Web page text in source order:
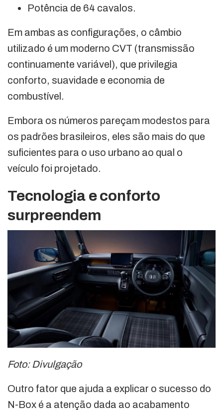
Potência de 64 cavalos.
Em ambas as configurações, o câmbio
utilizado é um moderno CVT (transmissão
continuamente variável), que privilegia
conforto, suavidade e economia de
combustível.
Embora os números pareçam modestos para
os padrões brasileiros, eles são mais do que
suficientes para o uso urbano ao qual o
veículo foi projetado.
Tecnologia e conforto
surpreendem
Foto: Divulgação
Outro fator que ajuda a explicar o sucesso do
N-Box é a atenção dada ao acabamento